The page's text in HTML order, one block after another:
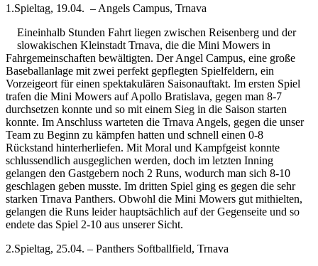
1.Spieltag, 19.04. – Angels Campus, Trnava
Eineinhalb Stunden Fahrt liegen zwischen Reisenberg und der
slowakischen Kleinstadt Trnava, die die Mini Mowers in
Fahrgemeinschaften bewältigten. Der Angel Campus, eine große
Baseballanlage mit zwei perfekt gepflegten Spielfeldern, ein
Vorzeigeort für einen spektakulären Saisonauftakt. Im ersten Spiel
trafen die Mini Mowers auf Apollo Bratislava, gegen man 8-7
durchsetzen konnte und so mit einem Sieg in die Saison starten
konnte. Im Anschluss warteten die Trnava Angels, gegen die unser
Team zu Beginn zu kämpfen hatten und schnell einen 0-8
Rückstand hinterherliefen. Mit Moral und Kampfgeist konnte
schlussendlich ausgeglichen werden, doch im letzten Inning
gelangen den Gastgebern noch 2 Runs, wodurch man sich 8-10
geschlagen geben musste. Im dritten Spiel ging es gegen die sehr
starken Trnava Panthers. Obwohl die Mini Mowers gut mithielten,
gelangen die Runs leider hauptsächlich auf der Gegenseite und so
endete das Spiel 2-10 aus unserer Sicht.
2.Spieltag, 25.04. – Panthers Softballfield, Trnava